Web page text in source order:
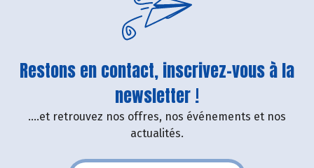
Restons en contact, inscrivez-vous à la
newsletter !
....et retrouvez nos offres, nos événements et nos
actualités.